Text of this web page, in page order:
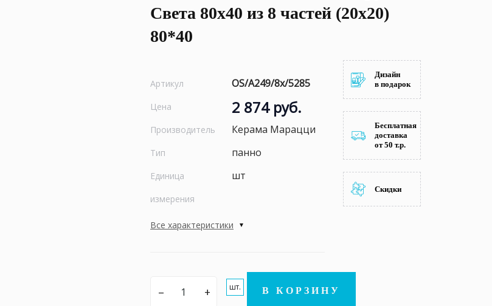
Света 80х40 из 8 частей (20х20)
80*40
Артикул OS/A249/8x/5285
Цена 2 874 руб.
Производитель Керама Марацци
Тип панно
Единица
измерения
шт
Все характеристики
– + шт. В КОРЗИНУ
Дизайн
в подарок
Бесплатная
доставка
от 50 т.р.
Скидки